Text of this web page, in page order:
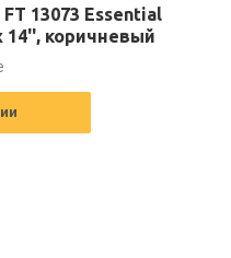
FT 13073 Essential
14'', коричневый